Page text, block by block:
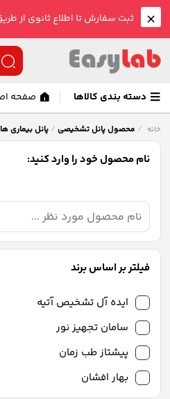
ثبت سفارش تا اطلاع ثانوی از طریق شماره
دسته بندی کالاها صفحه
خانه / محصول پانل تشخیصی /پانل بیماری
نام محصول خود را وارد کنید:
فیلتر بر اساس برند
ایده آل تشخیص آتیه
سامان تجهیز نور
پیشتاز طب زمان
بهار افشان